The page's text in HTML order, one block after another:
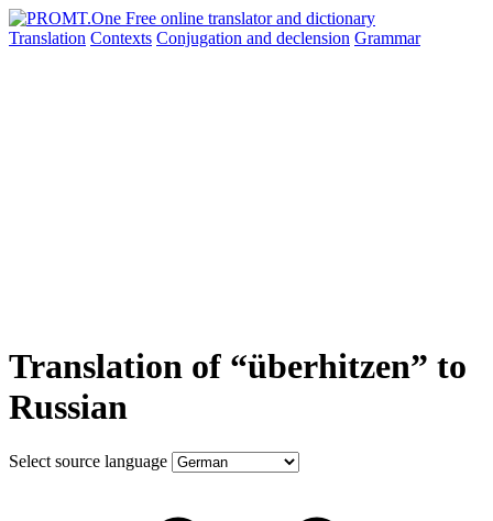
Translation Contexts Conjugation and declension Grammar
Translation of “überhitzen” to
Russian
Select source language